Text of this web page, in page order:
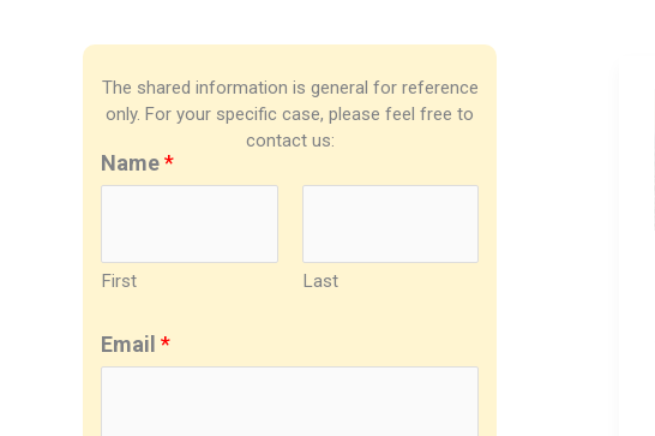
The shared information is general for reference
only. For your specific case, please feel free to
contact us:
Name*
First Last
Email*